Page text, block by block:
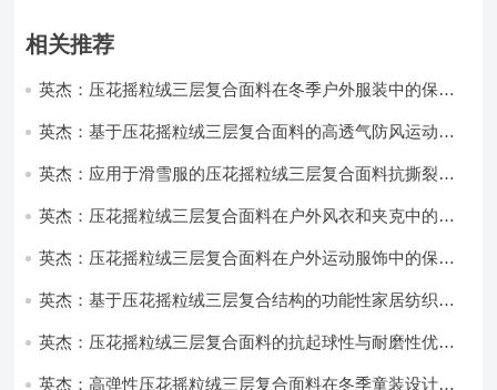
相关推荐
英杰：压花摇粒绒三层复合面料在冬季户外服装中的保暖
英杰：基于压花摇粒绒三层复合面料的高透气防风运动服
英杰：应用于滑雪服的压花摇粒绒三层复合面料抗撕裂与
英杰：压花摇粒绒三层复合面料在户外风衣和夹克中的应
英杰：压花摇粒绒三层复合面料在户外运动服饰中的保暖
英杰：基于压花摇粒绒三层复合结构的功能性家居纺织品
英杰：压花摇粒绒三层复合面料的抗起球性与耐磨性优化
英杰：高弹性压花摇粒绒三层复合面料在冬季童装设计中